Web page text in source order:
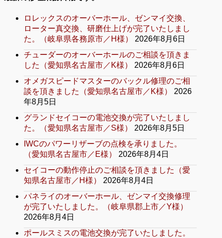
ロレックスのオーバーホール、ゼンマイ交換、
ローター真交換、研磨仕上げが完了いたしまし
た。（岐阜県各務原市／H様）
2026年8月6日
チューダーのオーバーホールのご相談を頂きま
した（愛知県名古屋市／K様）
2026年8月6日
オメガスピードマスターのバックル修理のご相
談を頂きました（愛知県名古屋市／K様）
2026
年8月5日
グランドセイコーの電池交換が完了いたしまし
た。（愛知県名古屋市／S様）
2026年8月5日
IWCのパワーリザーブの点検を承りました。
（愛知県名古屋市／E様）
2026年8月4日
セイコーの動作停止のご相談を頂きました（愛
知県名古屋市／H様）
2026年8月4日
パネライのオーバーホール、ゼンマイ交換修理
が完了いたしました。（岐阜県郡上市／Y様）
2026年8月4日
ポールスミスの電池交換が完了いたしました。